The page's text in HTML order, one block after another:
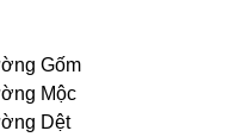
Gốm
Mộc
Dệt